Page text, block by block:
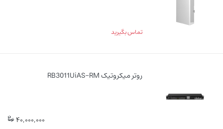
تماس بگیرید
روتر میکروتیک RB3011UiAS-RM
40,000,000